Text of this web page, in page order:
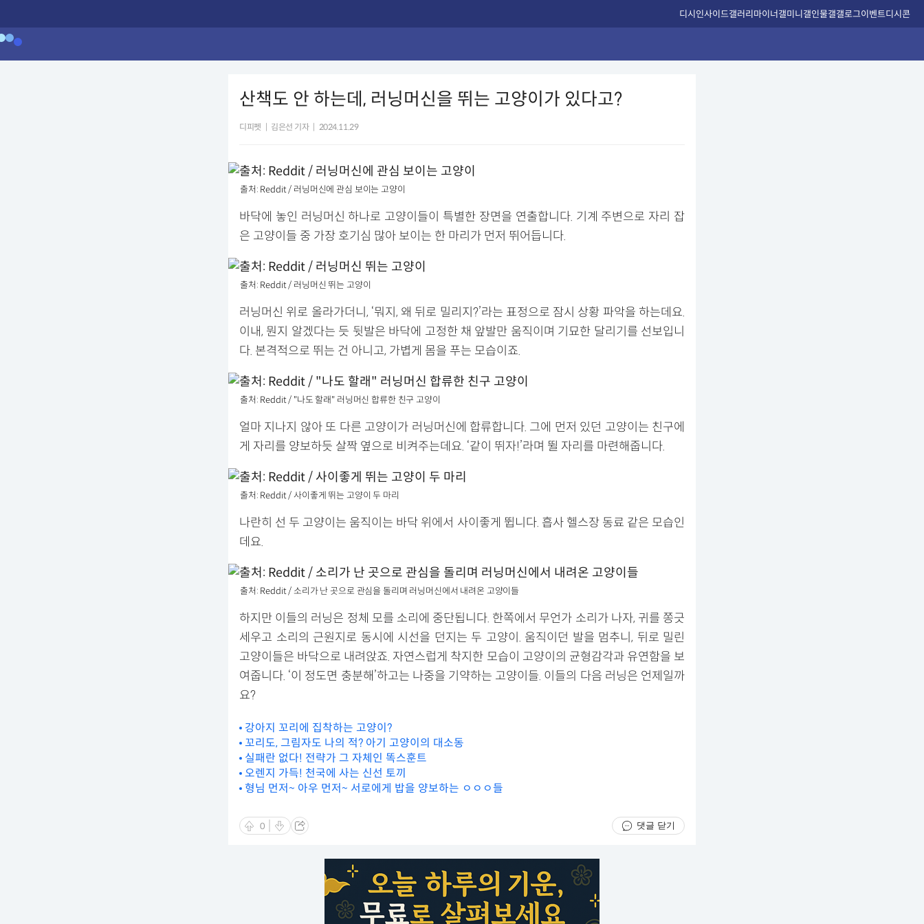
디시인사이드갤러리마이너갤미니갤인물갤갤로그이벤트디시콘
산책도 안 하는데, 러닝머신을 뛰는 고양이가 있다고?
디피펫 김은선 기자 2024.11.29
출처: Reddit / 러닝머신에 관심 보이는 고양이
바닥에 놓인 러닝머신 하나로 고양이들이 특별한 장면을 연출합니다. 기계 주변으로 자리 잡
은 고양이들 중 가장 호기심 많아 보이는 한 마리가 먼저 뛰어듭니다.
출처: Reddit / 러닝머신 뛰는 고양이
러닝머신 위로 올라가더니, ‘뭐지, 왜 뒤로 밀리지?’라는 표정으로 잠시 상황 파악을 하는데요.
이내, 뭔지 알겠다는 듯 뒷발은 바닥에 고정한 채 앞발만 움직이며 기묘한 달리기를 선보입니
다. 본격적으로 뛰는 건 아니고, 가볍게 몸을 푸는 모습이죠.
출처: Reddit / "나도 할래" 러닝머신 합류한 친구 고양이
얼마 지나지 않아 또 다른 고양이가 러닝머신에 합류합니다. 그에 먼저 있던 고양이는 친구에
게 자리를 양보하듯 살짝 옆으로 비켜주는데요. ‘같이 뛰자!’라며 뛸 자리를 마련해줍니다.
출처: Reddit / 사이좋게 뛰는 고양이 두 마리
나란히 선 두 고양이는 움직이는 바닥 위에서 사이좋게 뜁니다. 흡사 헬스장 동료 같은 모습인
데요.
출처: Reddit / 소리가 난 곳으로 관심을 돌리며 러닝머신에서 내려온 고양이들
하지만 이들의 러닝은 정체 모를 소리에 중단됩니다. 한쪽에서 무언가 소리가 나자, 귀를 쫑긋
세우고 소리의 근원지로 동시에 시선을 던지는 두 고양이. 움직이던 발을 멈추니, 뒤로 밀린
고양이들은 바닥으로 내려앉죠. 자연스럽게 착지한 모습이 고양이의 균형감각과 유연함을 보
여줍니다. ‘이 정도면 충분해’하고는 나중을 기약하는 고양이들. 이들의 다음 러닝은 언제일까
요?
강아지 꼬리에 집착하는 고양이?
꼬리도, 그림자도 나의 적? 아기 고양이의 대소동
실패란 없다! 전략가 그 자체인 똑스훈트
오렌지 가득! 천국에 사는 신선 토끼
형님 먼저~ 아우 먼저~ 서로에게 밥을 양보하는 ㅇㅇㅇ들
0 댓글 닫기